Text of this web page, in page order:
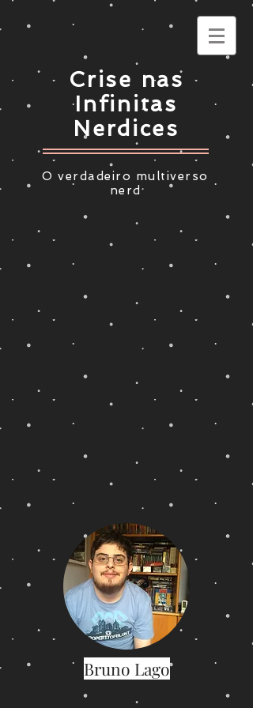
Crise nas
Infinitas
Nerdices
O verdadeiro multiverso
nerd
Bruno Lago